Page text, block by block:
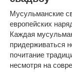
Мусульманские
европейских
Каждая
придерживаться
почитание
несмотря на